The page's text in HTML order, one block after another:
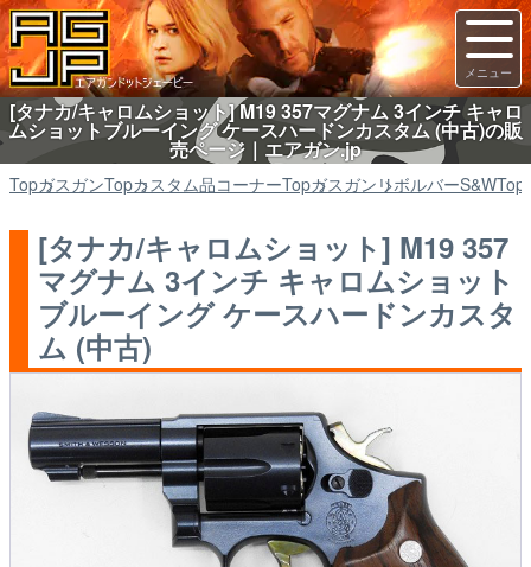
[タナカ/キャロムショット] M19 357マグナム 3インチ キャロ
ムショットブルーイング ケースハードンカスタム (中古)の販
売ページ｜エアガン.jp
TopガスガンTopカスタム品コーナーTopガスガン リボルバーS&WTop
[タナカ/キャロムショット] M19 357
マグナム 3インチ キャロムショット
ブルーイング ケースハードンカスタ
ム (中古)